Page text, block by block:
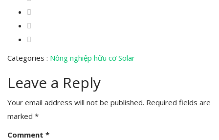
Categories : Nông nghiệp hữu cơ Solar
Leave a Reply
Your email address will not be published. Required fields are
marked *
Comment *